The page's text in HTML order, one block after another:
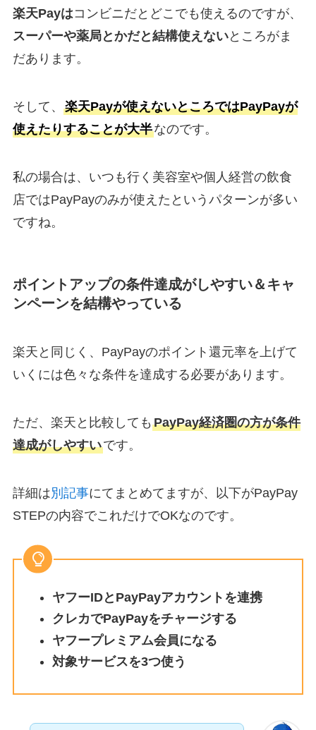
楽天Payはコンビニだとどこでも使えるのですが、
スーパーや薬局とかだと結構使えないところがま
だあります。
そして、 楽天Payが使えないところではPayPayが
使えたりすることが大半なのです。
私の場合は、いつも行く美容室や個人経営の飲食
店ではPayPayのみが使えたというパターンが多い
ですね。
ポイントアップの条件達成がしやすい＆キャ
ンペーンを結構やっている
楽天と同じく、PayPayのポイント還元率を上げて
いくには色々な条件を達成する必要があります。
ただ、楽天と比較しても PayPay経済圏の方が条件
達成がしやすいです。
詳細は別記事にてまとめてますが、以下がPayPay
STEPの内容でこれだけでOKなのです。
ヤフーIDとPayPayアカウントを連携
クレカでPayPayをチャージする
ヤフープレミアム会員になる
対象サービスを3つ使う